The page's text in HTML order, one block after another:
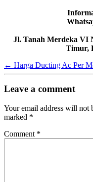
Jl. Tanah Merdeka VI
Timur,
← Harga Ducting Ac Per
Leave a comment
Your email address will not
marked *
Comment *